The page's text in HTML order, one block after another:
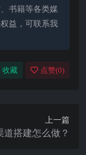
书籍等各类媒
益，可联系我
收藏 点赞(0)
上一篇
搭建怎么做？